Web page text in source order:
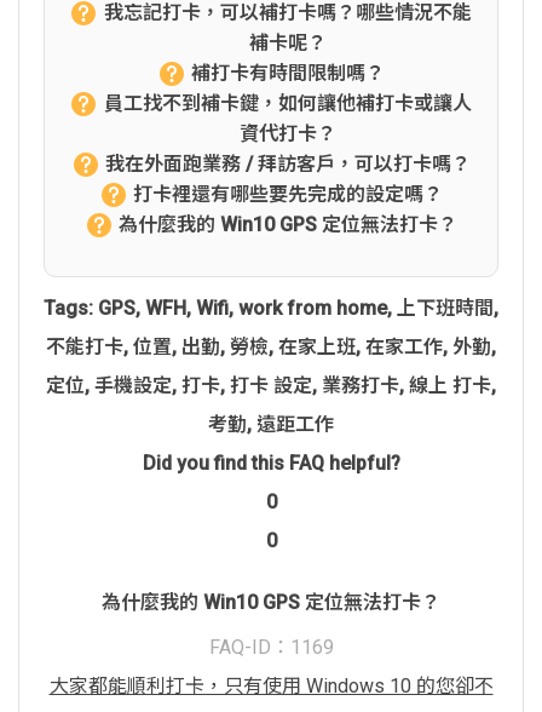
我忘記打卡，可以補打卡嗎？哪些情況不能
補卡呢？
補打卡有時間限制嗎？
員工找不到補卡鍵，如何讓他補打卡或讓人
資代打卡？
我在外面跑業務 / 拜訪客戶，可以打卡嗎？
打卡裡還有哪些要先完成的設定嗎？
為什麼我的 Win10 GPS 定位無法打卡？
Tags: GPS, WFH, Wifi, work from home, 上下班時間 ,
不能打卡, 位置, 出勤, 勞檢, 在家上班, 在家工作, 外勤,
定位, 手機設定, 打卡, 打卡 設定, 業務打卡, 線上 打卡,
考勤, 遠距工作
Did you find this FAQ helpful?
0
0
為什麼我的 Win10 GPS 定位無法打卡？
FAQ-ID：1169
大家都能順利打卡，只有使用 Windows 10 的您卻不